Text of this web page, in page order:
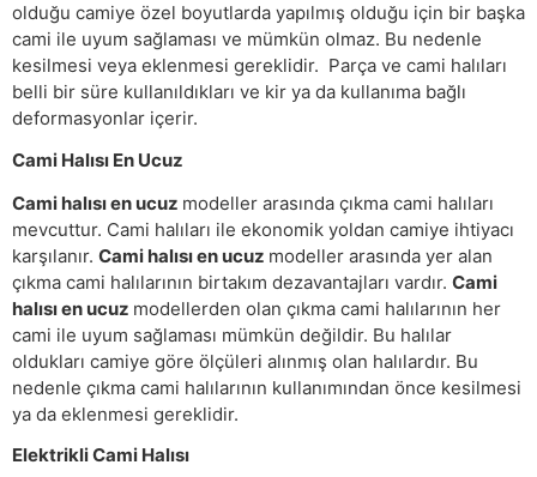
olduğu camiye özel boyutlarda yapılmış olduğu için bir başka
cami ile uyum sağlaması ve mümkün olmaz. Bu nedenle
kesilmesi veya eklenmesi gereklidir. Parça ve cami halıları
belli bir süre kullanıldıkları ve kir ya da kullanıma bağlı
deformasyonlar içerir.
Cami Halısı En Ucuz
Cami halısı en ucuz modeller arasında çıkma cami halıları
mevcuttur. Cami halıları ile ekonomik yoldan camiye ihtiyacı
karşılanır. Cami halısı en ucuz modeller arasında yer alan
çıkma cami halılarının birtakım dezavantajları vardır. Cami
halısı en ucuz modellerden olan çıkma cami halılarının her
cami ile uyum sağlaması mümkün değildir. Bu halılar
oldukları camiye göre ölçüleri alınmış olan halılardır. Bu
nedenle çıkma cami halılarının kullanımından önce kesilmesi
ya da eklenmesi gereklidir.
Elektrikli Cami Halısı